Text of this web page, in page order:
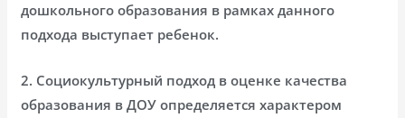
дошкольного образования в рамках данного
подхода выступает ребенок.
2. Социокультурный подход в оценке качества
образования в ДОУ определяется характером